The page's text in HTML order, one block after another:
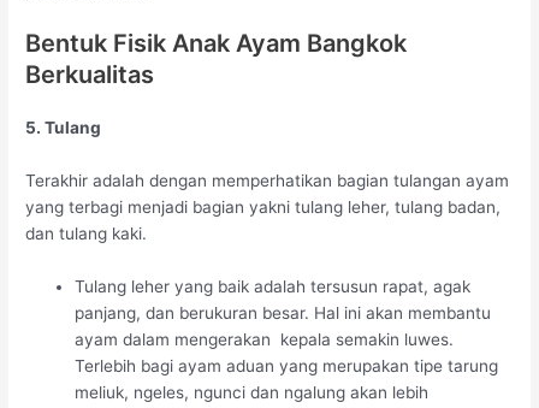
Bentuk Fisik Anak Ayam Bangkok
Berkualitas
5. Tulang
Terakhir adalah dengan memperhatikan bagian tulangan ayam
yang terbagi menjadi bagian yakni tulang leher, tulang badan,
dan tulang kaki.
Tulang leher yang baik adalah tersusun rapat, agak
panjang, dan berukuran besar. Hal ini akan membantu
ayam dalam mengerakan kepala semakin luwes.
Terlebih bagi ayam aduan yang merupakan tipe tarung
meliuk, ngeles, ngunci dan ngalung akan lebih